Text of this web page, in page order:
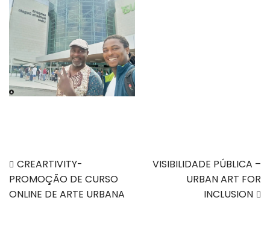
Navegação
de
CREARTIVITY-
PROMOÇÃO DE CURSO
ONLINE DE ARTE URBANA
VISIBILIDADE PÚBLICA –
URBAN ART FOR
INCLUSION